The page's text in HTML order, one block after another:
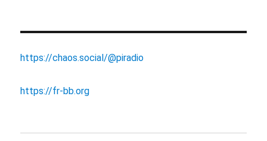
https://chaos.social/@piradio
https://fr-bb.org